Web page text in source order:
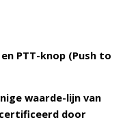
PTT-knop (Push to
waarde-lijn van
door